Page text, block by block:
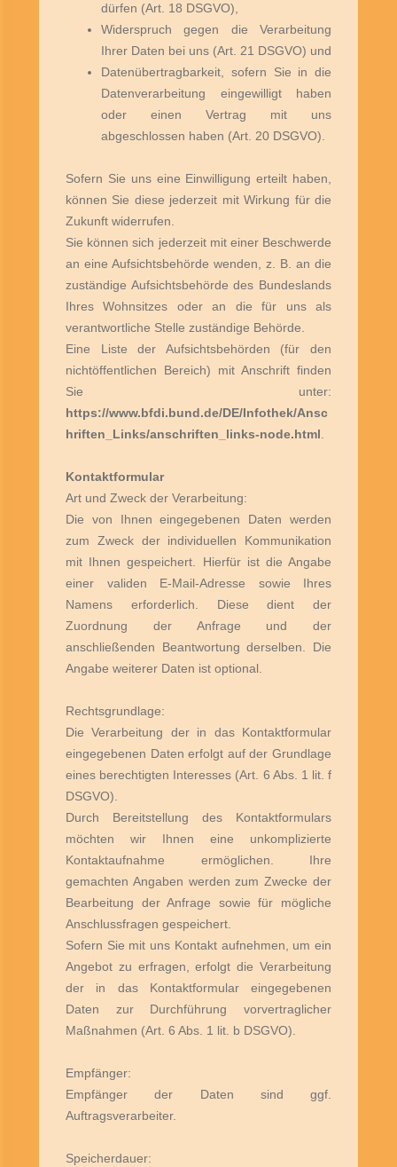
dürfen (Art. 18 DSGVO),
Widerspruch gegen die Verarbeitung
Ihrer Daten bei uns (Art. 21 DSGVO) und
Datenübertragbarkeit, sofern Sie in die
Datenverarbeitung eingewilligt haben
oder einen Vertrag mit uns
abgeschlossen haben (Art. 20 DSGVO).
Sofern Sie uns eine Einwilligung erteilt haben,
können Sie diese jederzeit mit Wirkung für die
Zukunft widerrufen.
Sie können sich jederzeit mit einer Beschwerde
an eine Aufsichtsbehörde wenden, z. B. an die
zuständige Aufsichtsbehörde des Bundeslands
Ihres Wohnsitzes oder an die für uns als
verantwortliche Stelle zuständige Behörde.
Eine Liste der Aufsichtsbehörden (für den
nichtöffentlichen Bereich) mit Anschrift finden
Sie unter:
https://www.bfdi.bund.de/DE/Infothek/Ansc
hriften_Links/anschriften_links-node.html
Kontaktformular
Art und Zweck der Verarbeitung:
Die von Ihnen eingegebenen Daten werden
zum Zweck der individuellen Kommunikation
mit Ihnen gespeichert. Hierfür ist die Angabe
einer validen E-Mail-Adresse sowie Ihres
Namens erforderlich. Diese dient der
Zuordnung der Anfrage und der
anschließenden Beantwortung derselben. Die
Angabe weiterer Daten ist optional.
Rechtsgrundlage:
Die Verarbeitung der in das Kontaktformular
eingegebenen Daten erfolgt auf der Grundlage
eines berechtigten Interesses (Art. 6 Abs. 1 lit. f
DSGVO).
Durch Bereitstellung des Kontaktformulars
möchten wir Ihnen eine unkomplizierte
Kontaktaufnahme ermöglichen. Ihre
gemachten Angaben werden zum Zwecke der
Bearbeitung der Anfrage sowie für mögliche
Anschlussfragen gespeichert.
Sofern Sie mit uns Kontakt aufnehmen, um ein
Angebot zu erfragen, erfolgt die Verarbeitung
der in das Kontaktformular eingegebenen
Daten zur Durchführung vorvertraglicher
Maßnahmen (Art. 6 Abs. 1 lit. b DSGVO).
Empfänger:
Empfänger der Daten sind ggf.
Auftragsverarbeiter.
Speicherdauer: